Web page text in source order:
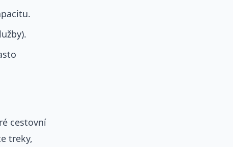
cestovní
treky,